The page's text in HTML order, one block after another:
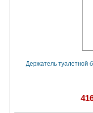
Держатель туалетной